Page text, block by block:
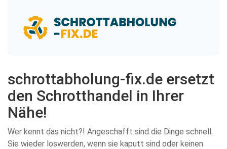
schrottabholung-fix.de ersetzt
den Schrotthandel in Ihrer
Nähe!
Wer kennt das nicht?! Angeschafft sind die Dinge schnell.
Sie wieder loswerden, wenn sie kaputt sind oder keinen